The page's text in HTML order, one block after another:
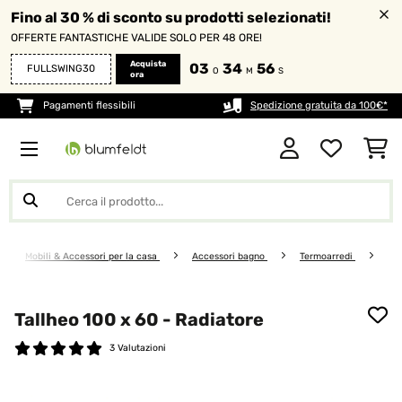
Fino al 30 % di sconto su prodotti selezionati!
OFFERTE FANTASTICHE VALIDE SOLO PER 48 ORE!
FULLSWING30
Acquista
ora
03 O 34 M 55 S
Pagamenti flessibili Spedizione gratuita da 100€*
Mobili & Accessori per la casa Accessori bagno Termoarredi
Tallheo 100 x 60 - Radiatore
3 Valutazioni